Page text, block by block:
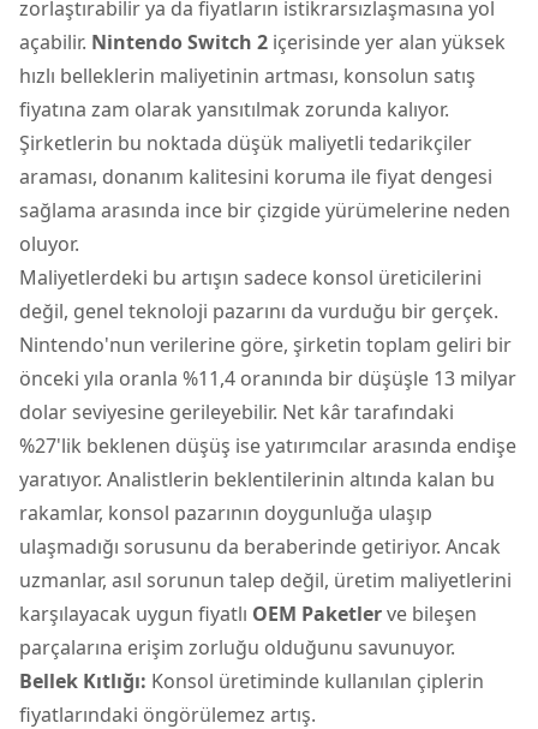
zorlaştırabilir ya da fiyatların istikrarsızlaşmasına yol
açabilir. Nintendo Switch 2 içerisinde yer alan yüksek
hızlı belleklerin maliyetinin artması, konsolun satış
fiyatına zam olarak yansıtılmak zorunda kalıyor.
Şirketlerin bu noktada düşük maliyetli tedarikçiler
araması, donanım kalitesini koruma ile fiyat dengesi
sağlama arasında ince bir çizgide yürümelerine neden
oluyor.
Maliyetlerdeki bu artışın sadece konsol üreticilerini
değil, genel teknoloji pazarını da vurduğu bir gerçek.
Nintendo'nun verilerine göre, şirketin toplam geliri bir
önceki yıla oranla %11,4 oranında bir düşüşle 13 milyar
dolar seviyesine gerileyebilir. Net kâr tarafındaki
%27'lik beklenen düşüş ise yatırımcılar arasında endişe
yaratıyor. Analistlerin beklentilerinin altında kalan bu
rakamlar, konsol pazarının doygunluğa ulaşıp
ulaşmadığı sorusunu da beraberinde getiriyor. Ancak
uzmanlar, asıl sorunun talep değil, üretim maliyetlerini
karşılayacak uygun fiyatlı OEM Paketlerve bileşen
parçalarına erişim zorluğu olduğunu savunuyor.
Bellek Kıtlığı: Konsol üretiminde kullanılan çiplerin
fiyatlarındaki öngörülemez artış.